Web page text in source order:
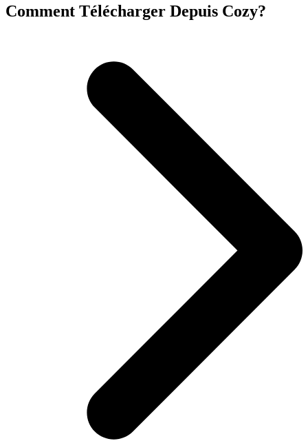
Comment Télécharger Depuis Cozy?